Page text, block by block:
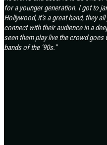
for a younger generation. I got to
Hollywood, it’s a great band, they
connect with their audience in a
seen them play live the crowd
bands of the ‘90s.”